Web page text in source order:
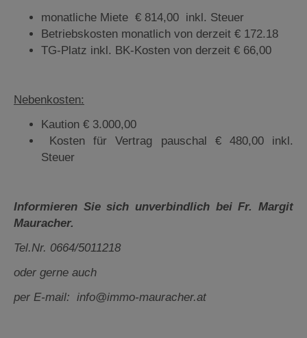
monatliche Miete € 814,00 inkl. Steuer
Betriebskosten monatlich von derzeit € 172.18
TG-Platz inkl. BK-Kosten von derzeit € 66,00
Nebenkosten:
Kaution € 3.000,00
Kosten für Vertrag pauschal € 480,00 inkl.
Steuer
Informieren Sie sich unverbindlich bei Fr. Margit
Mauracher.
Tel.Nr. 0664/5011218
oder gerne auch
per E-mail: info@immo-mauracher.at